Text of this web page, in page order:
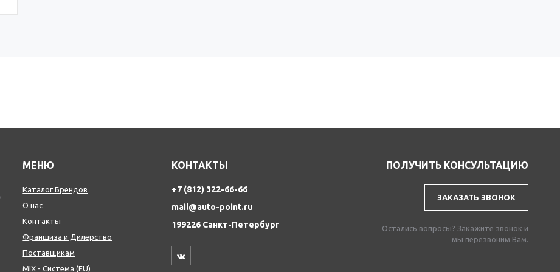
МЕНЮ
Каталог Брендов
О нас
Контакты
Франшиза и Дилерство
Поставщикам
MIX - Система (EU)
КОНТАКТЫ
+7 (812) 322-66-66
mail@auto-point.ru
199226 Санкт-Петербург
ПОЛУЧИТЬ КОНСУЛЬТАЦИЮ
ЗАКАЗАТЬ ЗВОНОК
Остались вопросы? Закажите звонок и
мы перезвоним Вам.